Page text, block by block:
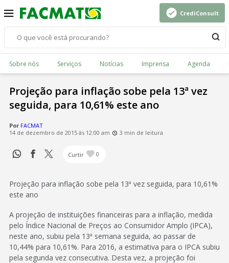
CrediConsult
Sobre nós Serviços Notícias Imprensa Agenda
Projeção para inflação sobe pela 13ª vez
seguida, para 10,61% este ano
Por FACMAT
14 de dezembro de 2015 às 12:00 am
3 min de leitura
Curtir 0
Projeção para inflação sobe pela 13ª vez seguida, para 10,61%
este ano
A projeção de instituições financeiras para a inflação, medida
pelo Índice Nacional de Preços ao Consumidor Amplo (IPCA),
neste ano, subiu pela 13ª semana seguida, ao passar de
10,44% para 10,61%. Para 2016, a estimativa para o IPCA subiu
pela segunda vez consecutiva. Desta vez, a projeção foi